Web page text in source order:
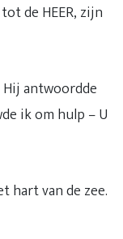
de HEER, zijn
Hij antwoordde
ik om hulp – U
hart van de zee.